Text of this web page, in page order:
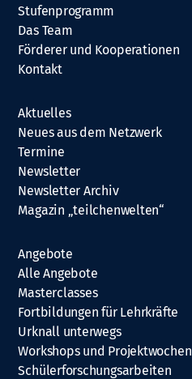
Stufenprogramm
Das Team
Förderer und Kooperationen
Kontakt
Aktuelles
Neues aus dem Netzwerk
Termine
Newsletter
Newsletter Archiv
Magazin „teilchenwelten“
Angebote
Alle Angebote
Masterclasses
Fortbildungen für Lehrkräfte
Urknall unterwegs
Workshops und Projektwochen
Schülerforschungsarbeiten